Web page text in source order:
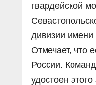
гвардейской
дивизии имени
Отмечает, что
России.
удостоен этого